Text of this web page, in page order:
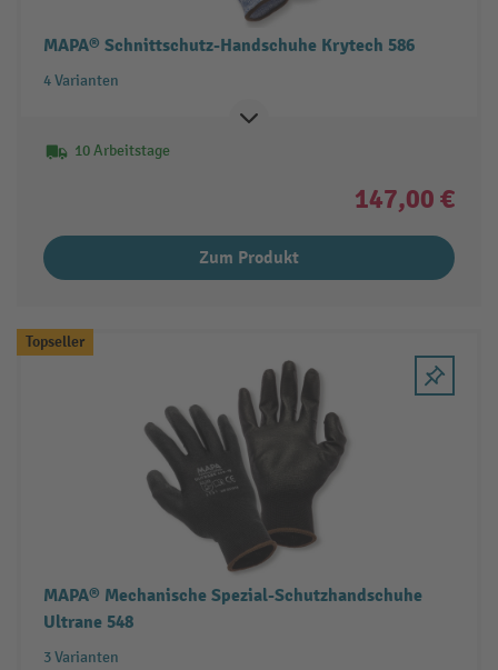
MAPA® Schnittschutz-Handschuhe Krytech 586
4 Varianten
10 Arbeitstage
147,00 €
Zum Produkt
Topseller
MAPA® Mechanische Spezial-Schutzhandschuhe
Ultrane 548
3 Varianten